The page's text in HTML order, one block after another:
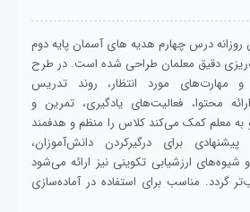
درس چهارم هدیه های آسمان پایه دوم
دقیق معلمان طراحی شده است. در طرح
مهارت‌های مورد انتظار، روند تدریس
محتوا، فعالیت‌های یادگیری، تمرین و
معلم کمک می‌کند کلاس را منظم و هدفمند
برای درگیرکردن دانش‌آموزان،
ارزشیابی تکوینی نیز ارائه می‌شود
گردد. مناسب برای استفاده در آماده‌سازی